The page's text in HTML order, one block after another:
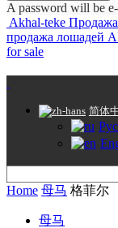
A password will be
Akhal-teke
продажа лошадей
for sale
简体
Home 母马 格菲尔
母马